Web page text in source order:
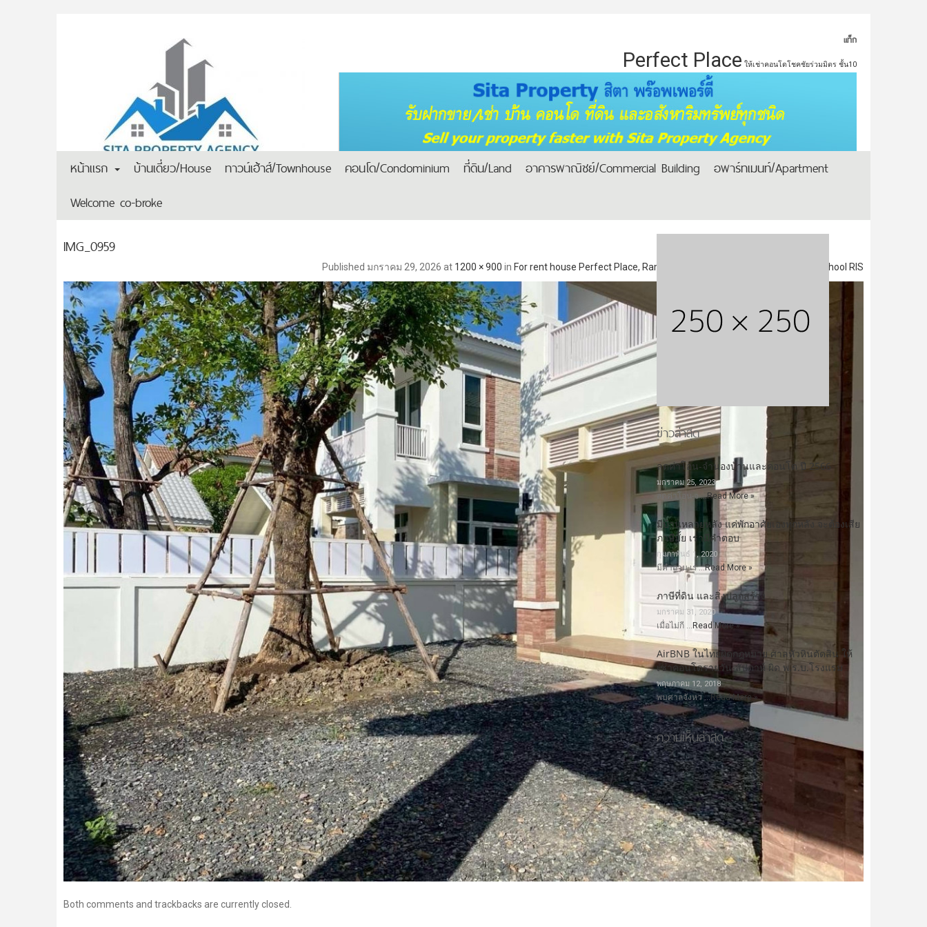
แท็ก
Perfect Place ให้เช่าคอนโดโชคชัยร่วมมิตร ชั้น10
หน้าแรก บ้านเดี่ยว/House ทาวน์เฮ้าส์/Townhouse คอนโด/Condominium ที่ดิน/Land อาคารพาณิชย์/Commercial Building
อพาร์ทเมนท์/Apartment
Welcome co-broke
IMG_0959
Published มกราคม 29, 2026 at 1200 × 900 in For rent house Perfect Place, Ramkhamhaeng 164, near International School RIS
Both comments and trackbacks are currently closed.
ข่าวล่าสุด
ลดค่าโอน-จำนองบ้านและคอนโด ปี 2566
มกราคม 25, 2023
ลดค่าโอน-จ …Read More »
มีบ้านหลายหลัง แค่พักอาศัยเองทุกหลัง จะต้องเสีย
ภาษีมั้ย เรามีคำตอบ
กุมภาพันธ์ 1, 2020
มีคำถาม เร …Read More »
ภาษีที่ดิน และสิ่งปลูกสร้าง
มกราคม 31, 2020
เมื่อไม่กี … Read More »
AirBNB ในไทยผิดกฎหมาย ศาลหัวหินตัดสิน ให้
เช่าคอนโดรายวัน-สัปดาห์ ผิด พ.ร.บ.โรงแรม
พฤษภาคม 12, 2018
พบศาลจังหว … Read More »
ความเห็นล่าสุด